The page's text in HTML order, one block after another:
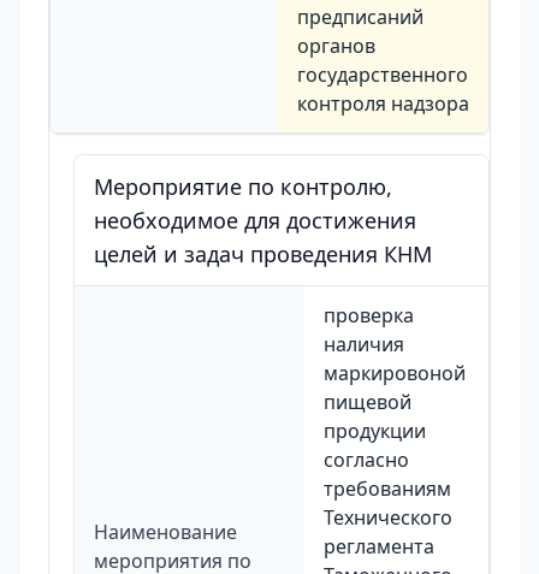
предписаний
органов
государственного
контроля надзора
Мероприятие по контролю,
необходимое для достижения
целей и задач проведения КНМ
Наименование
мероприятия по
проверка
наличия
маркировоной
пищевой
продукции
согласно
требованиям
Технического
регламента